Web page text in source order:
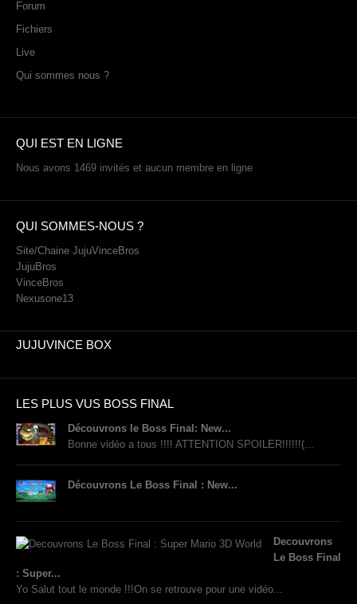
Forum
Fichiers
Live
Qui sommes nous ?
QUI EST EN LIGNE
Nous avons 1469 invités et aucun membre en ligne
QUI SOMMES-NOUS ?
Site/Chaine JujuVinceBros
JujuBros
VinceBros
Nexusone13
JUJUVINCE BOX
LES PLUS VUS BOSS FINAL
Découvrons le Boss Final: New...
Bonne vidéo a tous !!!! ATTENTION SPOILER!!!!!!(...
Découvrons Le Boss Final : New...
Decouvrons
Le Boss Final
: Super...
Yo Salut tout le monde !!!On se retrouve pour une vidéo...